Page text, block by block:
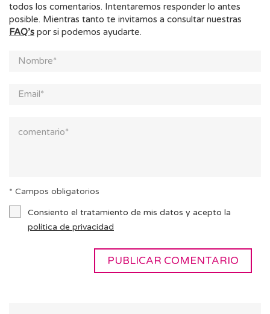
todos los comentarios. Intentaremos responder lo antes
posible. Mientras tanto te invitamos a consultar nuestras
FAQ’s por si podemos ayudarte.
* Campos obligatorios
Consiento el tratamiento de mis datos y acepto la
política de privacidad